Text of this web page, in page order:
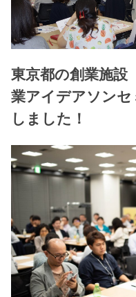
東京都の創業施
業アイデアソン
しました！